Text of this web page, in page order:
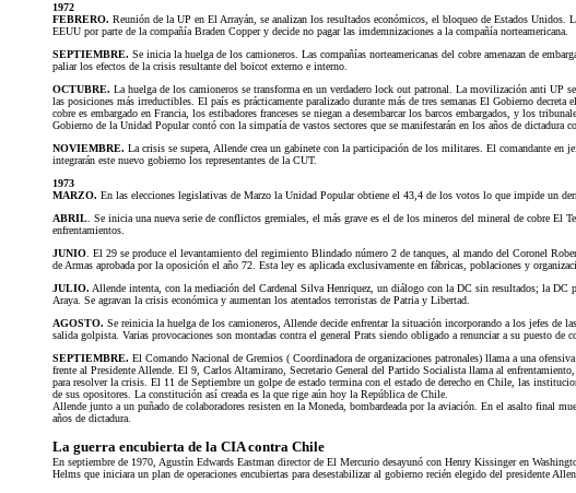
1972
FEBRERO. Reunión de la UP en El Arrayán, se analizan los resultados económicos, el bloqueo de Estados Unidos.
EEUU por parte de la compañía Braden Copper y decide no pagar las imdemnizaciones a la compañía norteamericana.
SEPTIEMBRE. Se inicia la huelga de los camioneros. Las compañías norteamericanas del cobre amenazan de
paliar los efectos de la crisis resultante del boicot externo e interno.
OCTUBRE. La huelga de los camioneros se transforma en un verdadero lock out patronal. La movilización anti UP
las posiciones más irreductibles. El país es prácticamente paralizado durante más de tres semanas El Gobierno
cobre es embargado en Francia, los estibadores franceses se niegan a desembarcar los barcos embargados, y los
Gobierno de la Unidad Popular contó con la simpatía de vastos sectores que se manifestarán en los años de
NOVIEMBRE. La crisis se supera, Allende crea un gabinete con la participación de los militares. El comandante
integrarán este nuevo gobierno los representantes de la CUT.
1973
MARZO. En las elecciones legislativas de Marzo la Unidad Popular obtiene el 43,4 de los votos lo que impide un
ABRIL . Se inicia una nueva serie de conflictos gremiales, el más grave es el de los mineros del mineral de cobre
enfrentamientos.
JUNIO . El 29 se produce el levantamiento del regimiento Blindado número 2 de tanques, al mando del Coronel
de Armas aprobada por la oposición el año 72. Esta ley es aplicada exclusivamente en fábricas, poblaciones y
JULIO. Allende intenta, con la mediación del Cardenal Silva Henriquez, un diálogo con la DC sin resultados; la DC
Araya. Se agravan la crisis económica y aumentan los atentados terroristas de Patria y Libertad.
AGOSTO. Se reinicia la huelga de los camioneros, Allende decide enfrentar la situación incorporando a los jefes de
salida golpista. Varias provocaciones son montadas contra el general Prats siendo obligado a renunciar a su puesto de
SEPTIEMBRE. El Comando Nacional de Gremios ( Coordinadora de organizaciones patronales) llama a una
frente al Presidente Allende. El 9, Carlos Altamirano, Secretario General del Partido Socialista llama al
para resolver la crisis. El 11 de Septiembre un golpe de estado termina con el estado de derecho en Chile, las
de sus opositores. La constitución así creada es la que rige aún hoy la República de Chile.
Allende junto a un puñado de colaboradores resisten en la Moneda, bombardeada por la aviación. En el asalto final
años de dictadura.
La guerra encubierta de la CIA contra Chile
En septiembre de 1970, Agustín Edwards Eastman director de El Mercurio desayunó con Henry Kissinger en
Helms que iniciara un plan de operaciones encubiertas para desestabilizar al gobierno recién elegido del presidente